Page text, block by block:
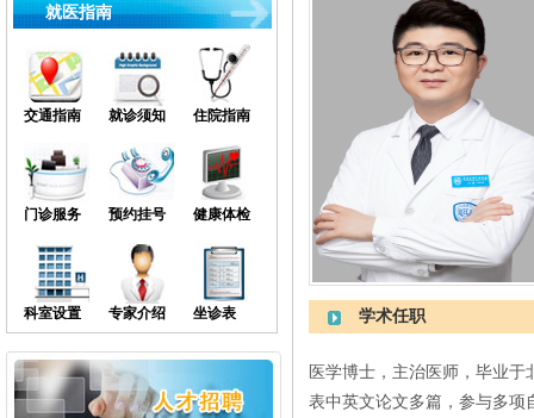
就医指南
交通指南 就诊须知 住院指南
门诊服务 预约挂号 健康体检
科室设置 专家介绍 坐诊表 学术任职
医学博士，主治医师，毕业
表中英文论文多篇，参与多项